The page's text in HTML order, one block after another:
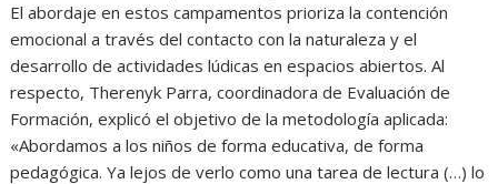
El abordaje en estos campamentos prioriza la contención
emocional a través del contacto con la naturaleza y el
desarrollo de actividades lúdicas en espacios abiertos. Al
respecto, Therenyk Parra, coordinadora de Evaluación de
Formación, explicó el objetivo de la metodología aplicada:
«Abordamos a los niños de forma educativa, de forma
pedagógica. Ya lejos de verlo como una tarea de lectura (…) lo